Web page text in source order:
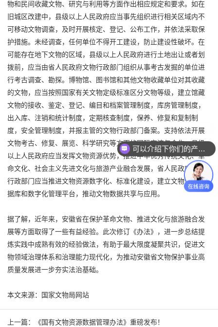
物和民间收藏文物、研究与利用等方面作出相应规定和要求。如在
旧城区改建中，县级以上人民政府应当事先组织进行相关区域内不
可移动文物调查，及时开展核定、登记、公布工作，并依法采取保
护措施。未经调查，任何单位不得开工建设，防止建设性破坏。在
可能存在地下文物的区域，县级以上人民政府进行土地出让或者划
拨前，应当由省人民政府文物行政部门组织从事考古发掘的单位进
行考古调查、勘探。博物馆、图书馆和其他文物收藏单位对其收藏
的文物，应当按照国家有关文物定级标准区分文物等级，建立馆藏
文物的接收、鉴定、登记、编目和档案管理制度，库房管理制度，
出入库、注销和统计制度，定期核查制度，保养、修复和复制制
度，安全管理制度，并报主管的文物行政部门备案。支持依法开展
文物考古、修复、展览、科学研究等方面的国际交流与合作。县级
以上人民政府应当发挥文物资源优势，推进中华优秀传统文化、革
命文化、社会主义先进文化与旅游产业融合发展，省人民政府文物
行政部门应当推进文物资源数字化、标准化建设，建立文物资源数
据库和数字化管理平台，推动文物数据共享与应用。
据了解，近年来，安徽省在保护革命文物、推进文化与旅游融合发
展等方面取得了一些有益经验。此次修订《办法》，进一步总结提
炼实践中成熟有效的经验做法，有助于最大限度凝聚共识，促进文
物领域治理体系和治理能力现代化，为推动安徽省文物保护事业高
质量发展进一步夯实法治基础。
本文来源：国家文物局网站
上一篇：《国有文物资源数据管理办法》重磅发布！
可以介绍下你们的产品么？